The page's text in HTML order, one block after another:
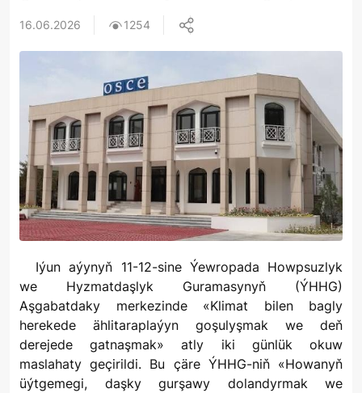
16.06.2026 1254
Iýun aýynyň 11-12-sine Ýewropada Howpsuzlyk
we Hyzmatdaşlyk Guramasynyň (ÝHHG)
Aşgabatdaky merkezinde «Klimat bilen bagly
herekede ählitaraplaýyn goşulyşmak we deň
derejede gatnaşmak» atly iki günlük okuw
maslahaty geçirildi. Bu çäre ÝHHG-niň «Howanyň
üýtgemegi, daşky gurşawy dolandyrmak we